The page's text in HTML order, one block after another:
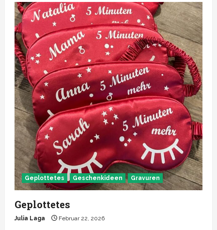
Geplottetes Geschenkideen Gravuren
Geplottetes
Julia Laga Februar 22, 2026